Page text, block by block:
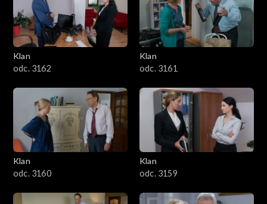
Klan
odc. 3162
Klan
odc. 3161
Klan
odc. 3160
Klan
odc. 3159